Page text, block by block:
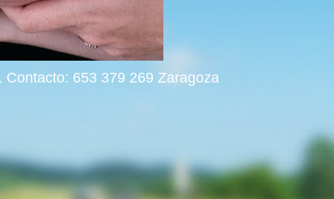
653 379 269 Zaragoza